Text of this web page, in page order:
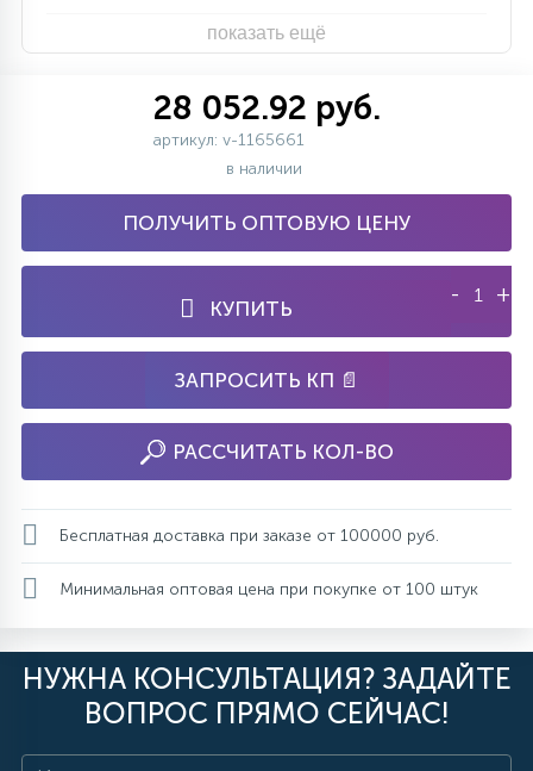
показать ещё
28 052.92 руб.
артикул: v-1165661
в наличии
ПОЛУЧИТЬ ОПТОВУЮ ЦЕНУ
КУПИТЬ
- +
ЗАПРОСИТЬ КП 📄
РАССЧИТАТЬ КОЛ-ВО
Бесплатная доставка при заказе от 100000 руб.
Минимальная оптовая цена при покупке от 100 штук
НУЖНА КОНСУЛЬТАЦИЯ? ЗАДАЙТЕ
ВОПРОС ПРЯМО СЕЙЧАС!